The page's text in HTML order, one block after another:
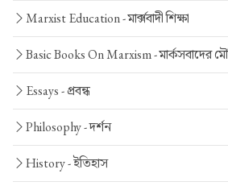
Marxist Education -মার্ক্সবাদী শিক্ষা
Basic Books On Marxism -মার্কসবাদের
Essays -প্রবন্ধ
Philosophy -দর্শন
History -ইতিহাস